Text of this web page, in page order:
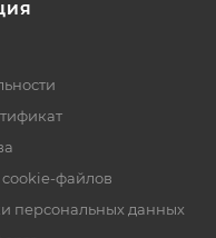
файлов
персональных данных